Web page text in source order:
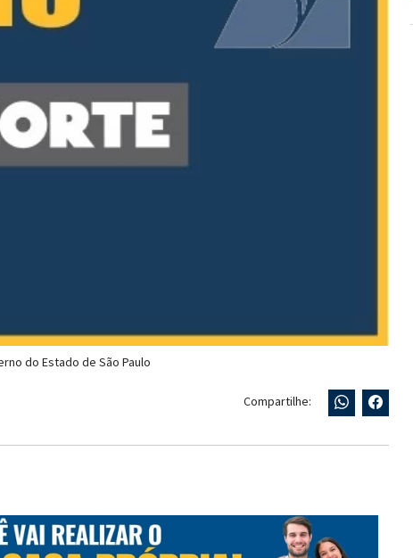
do Estado de São Paulo
Compartilhe: